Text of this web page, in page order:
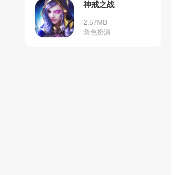
神戒之战
2.57MB
角色扮演